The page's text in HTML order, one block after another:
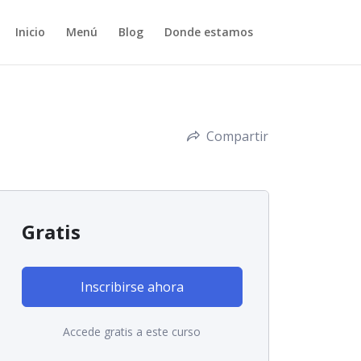
Inicio Menú Blog Donde estamos
Compartir
Gratis
Inscribirse ahora
Accede gratis a este curso